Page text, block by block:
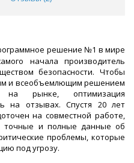
решение №1 в мире
начала производитель
безопасности. Чтобы
и всеобъемлющим решением
на рынке, оптимизация
на отзывах. Спустя 20 лет
на совместной работе,
точные и полные данные об
проблемы, которые
под угрозу.